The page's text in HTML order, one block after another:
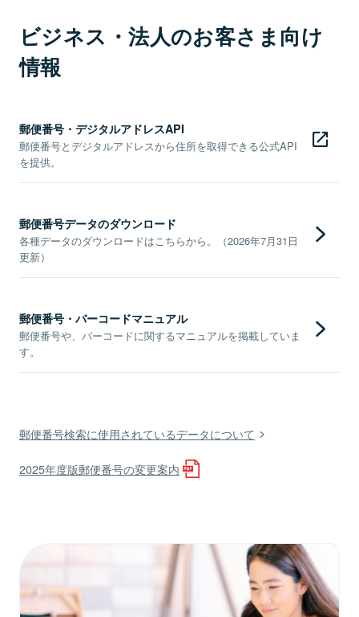
ビジネス・法人のお客さま向け
情報
郵便番号・デジタルアドレスAPI
郵便番号とデジタルアドレスから住所を取得できる公式API
を提供。
郵便番号データのダウンロード
各種データのダウンロードはこちらから。（2026年7月31日
更新）
郵便番号・バーコードマニュアル
郵便番号や、バーコードに関するマニュアルを掲載していま
す。
郵便番号検索に使用されているデータについて
2025年度版郵便番号の変更案内